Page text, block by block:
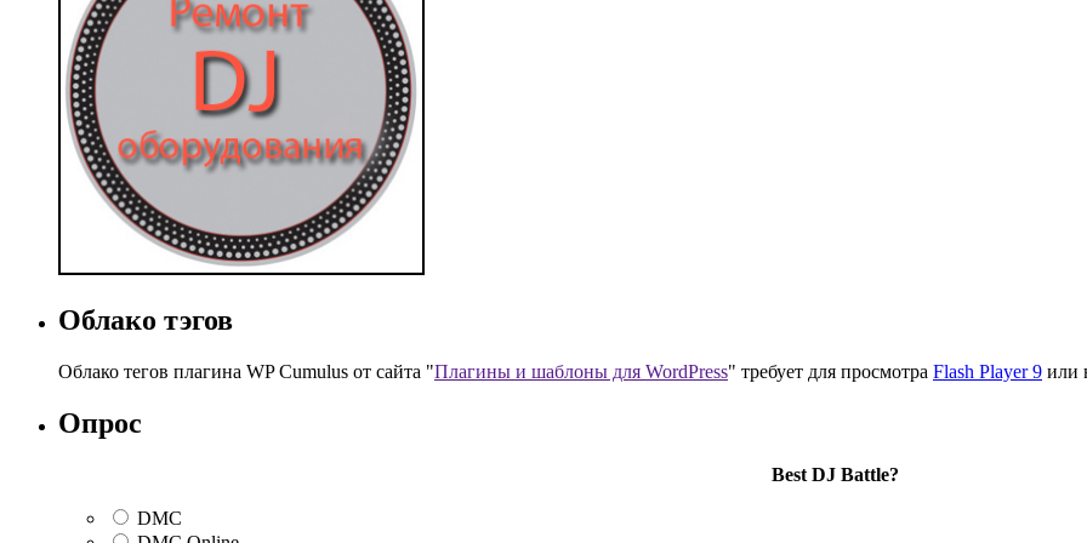
Облако тэгов
Облако тегов плагина WP Cumulus от сайта "Плагины и шаблоны для WordPress" требует для просмотра Flash Player 9 или
Опрос
Best DJ Battle?
DMC